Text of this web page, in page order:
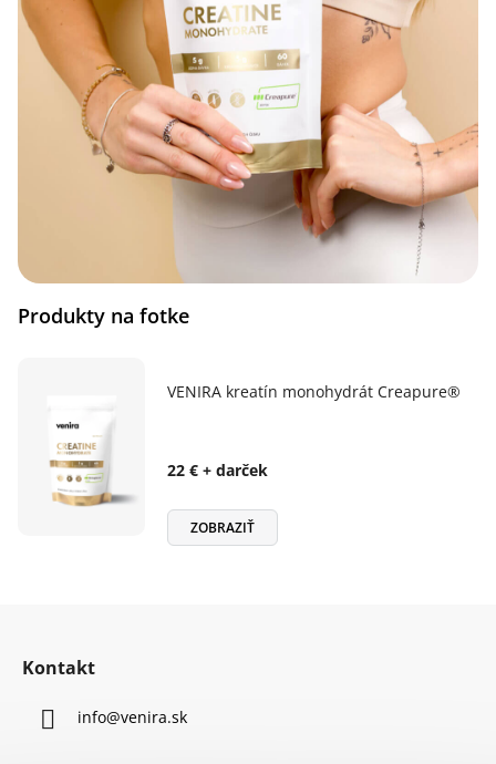
Produkty na fotke
VENIRA kreatín monohydrát Creapure®
22 € + darček
ZOBRAZIŤ
Kontakt
info@venira.sk